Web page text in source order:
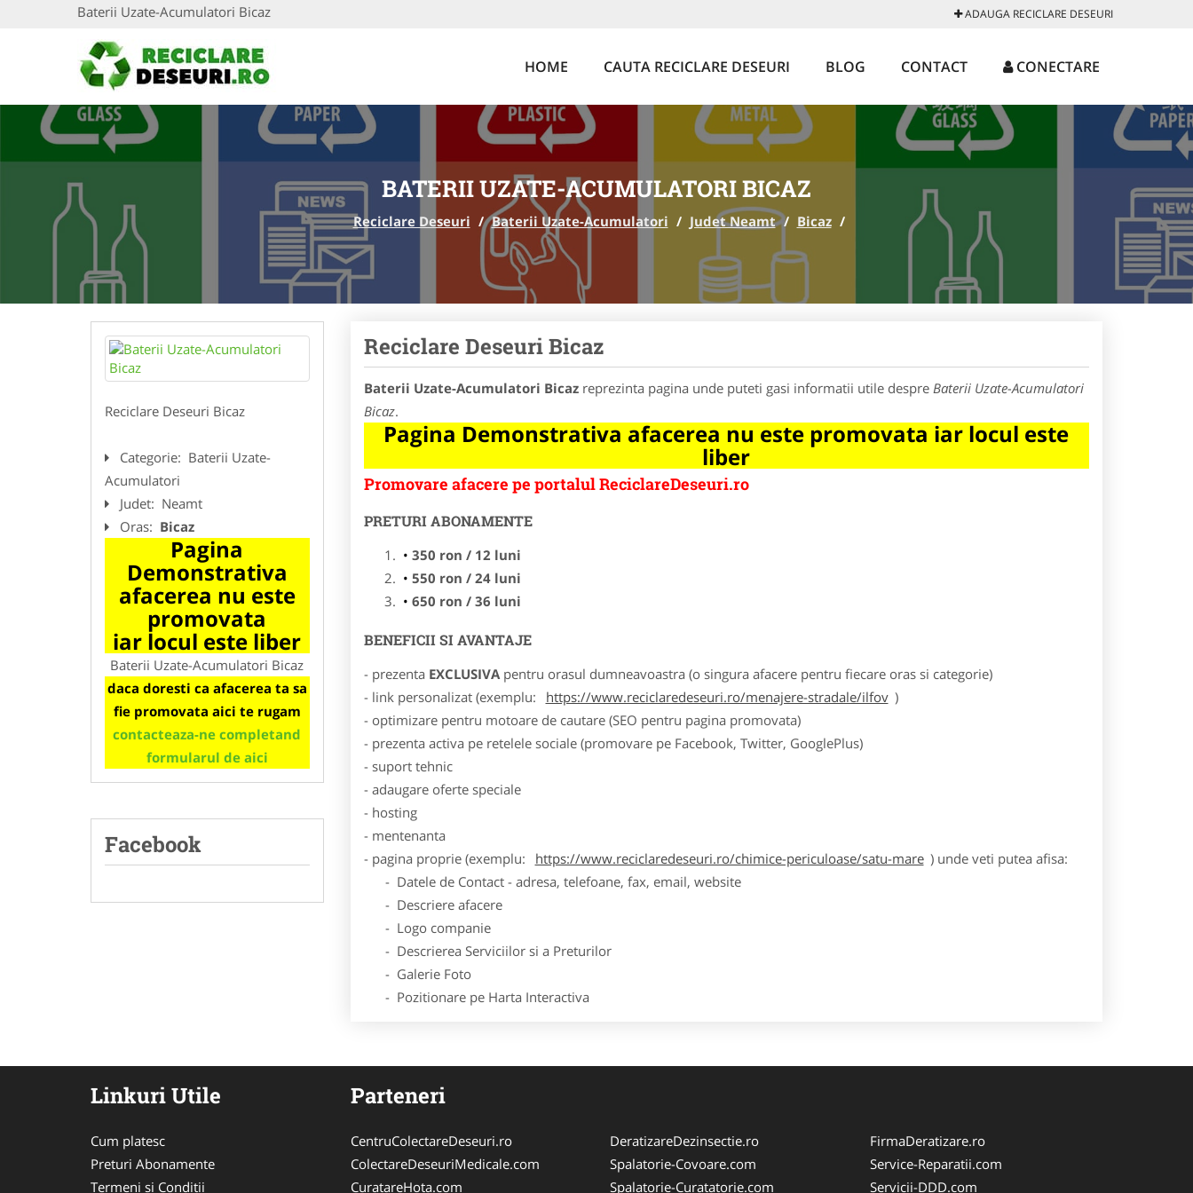
Baterii Uzate-Acumulatori Bicaz ADAUGA RECICLARE DESEURI
HOME CAUTA RECICLARE DESEURI BLOG CONTACT CONECTARE
BATERII UZATE-ACUMULATORI BICAZ
Reciclare Deseuri / Baterii Uzate-Acumulatori / Judet Neamt / Bicaz /
Reciclare Deseuri Bicaz
Categorie: Baterii Uzate-
Acumulatori
Judet: Neamt
Oras: Bicaz
Pagina
Demonstrativa
afacerea nu este
promovata
iar locul este liber
Baterii Uzate-Acumulatori Bicaz
daca doresti ca afacerea ta sa
fie promovata aici te rugam
contacteaza-ne completand
formularul de aici
Facebook
Reciclare Deseuri Bicaz
Baterii Uzate-Acumulatori Bicazreprezinta pagina unde puteti gasi informatii utile despre Baterii Uzate-Acumulatori
Bicaz.
Pagina Demonstrativa afacerea nu este promovata iar locul este
liber
Promovare afacere pe portalul ReciclareDeseuri.ro
PRETURI ABONAMENTE
350 ron / 12 luni
550 ron / 24 luni
650 ron / 36 luni
BENEFICII SI AVANTAJE
- prezenta EXCLUSIVApentru orasul dumneavoastra (o singura afacere pentru fiecare oras si categorie)
- link personalizat (exemplu:
https://www.reciclaredeseuri.ro/menajere-stradale/ilfov )
- optimizare pentru motoare de cautare (SEO pentru pagina promovata)
- prezenta activa pe retelele sociale (promovare pe Facebook, Twitter, GooglePlus)
- suport tehnic
- adaugare oferte speciale
- hosting
- mentenanta
- pagina proprie (exemplu:
https://www.reciclaredeseuri.ro/chimice-periculoase/satu-mare ) unde veti putea afisa:
- Datele de Contact - adresa, telefoane, fax, email, website
- Descriere afacere
- Logo companie
- Descrierea Serviciilor si a Preturilor
- Galerie Foto
- Pozitionare pe Harta Interactiva
Linkuri Utile
Cum platesc
Preturi Abonamente
Termeni si Conditii
Parteneri
CentruColectareDeseuri.ro
ColectareDeseuriMedicale.com
CuratareHota.com
DeratizareDezinsectie.ro
Spalatorie-Covoare.com
Spalatorie-Curatatorie.com
FirmaDeratizare.ro
Service-Reparatii.com
Servicii-DDD.com